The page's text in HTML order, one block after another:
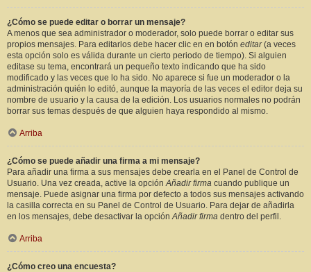
¿Cómo se puede editar o borrar un mensaje?
A menos que sea administrador o moderador, solo puede borrar o editar sus
propios mensajes. Para editarlos debe hacer clic en en botón editar(a veces
esta opción solo es válida durante un cierto periodo de tiempo). Si alguien
editase su tema, encontrará un pequeño texto indicando que ha sido
modificado y las veces que lo ha sido. No aparece si fue un moderador o la
administración quién lo editó, aunque la mayoría de las veces el editor deja su
nombre de usuario y la causa de la edición. Los usuarios normales no podrán
borrar sus temas después de que alguien haya respondido al mismo.
Arriba
¿Cómo se puede añadir una firma a mi mensaje?
Para añadir una firma a sus mensajes debe crearla en el Panel de Control de
Usuario. Una vez creada, active la opciónAñadir firma cuando publique un
mensaje. Puede asignar una firma por defecto a todos sus mensajes activando
la casilla correcta en su Panel de Control de Usuario. Para dejar de añadirla
en los mensajes, debe desactivar la opciónAñadir firma dentro del perfil.
Arriba
¿Cómo creo una encuesta?